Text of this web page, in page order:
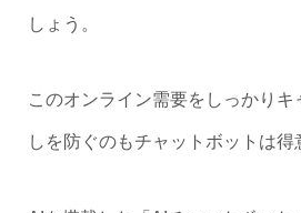
しょう。
このオンライン需要をしっかり
しを防ぐのもチャットボットは得